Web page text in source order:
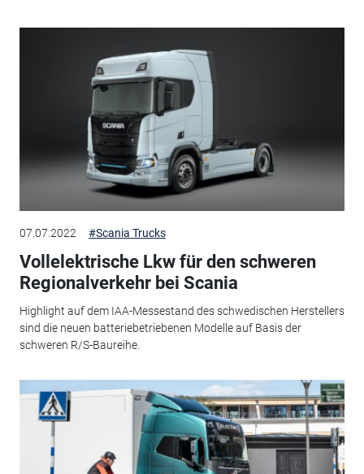
07.07.2022 #Scania Trucks
Vollelektrische Lkw für den schweren
Regionalverkehr bei Scania
Highlight auf dem IAA-Messestand des schwedischen Herstellers
sind die neuen batteriebetriebenen Modelle auf Basis der
schweren R/S-Baureihe.